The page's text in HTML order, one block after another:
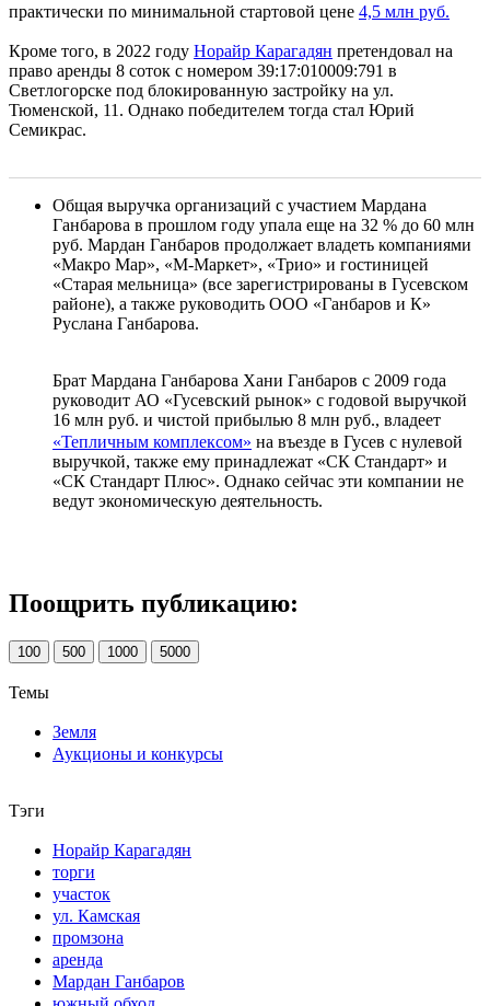
практически по минимальной стартовой цене 4,5 млн руб.
Кроме того, в 2022 году Норайр Карагадян претендовал на
право аренды 8 соток с номером 39:17:010009:791 в
Светлогорске под блокированную застройку на ул.
Тюменской, 11. Однако победителем тогда стал Юрий
Семикрас.
Общая выручка организаций с участием Мардана
Ганбарова в прошлом году упала еще на 32 % до 60 млн
руб. Мардан Ганбаров продолжает владеть компаниями
«Макро Мар», «М-Маркет», «Трио» и гостиницей
«Старая мельница» (все зарегистрированы в Гусевском
районе), а также руководить ООО «Ганбаров и К»
Руслана Ганбарова.
Брат Мардана Ганбарова Хани Ганбаров с 2009 года
руководит АО «Гусевский рынок» с годовой выручкой
16 млн руб. и чистой прибылью 8 млн руб., владеет
«Тепличным комплексом» на въезде в Гусев с нулевой
выручкой, также ему принадлежат «СК Стандарт» и
«СК Стандарт Плюс». Однако сейчас эти компании не
ведут экономическую деятельность.
Поощрить публикацию:
100 500 1000 5000
Темы
Земля
Аукционы и конкурсы
Тэги
Норайр Карагадян
торги
участок
ул. Камская
промзона
аренда
Мардан Ганбаров